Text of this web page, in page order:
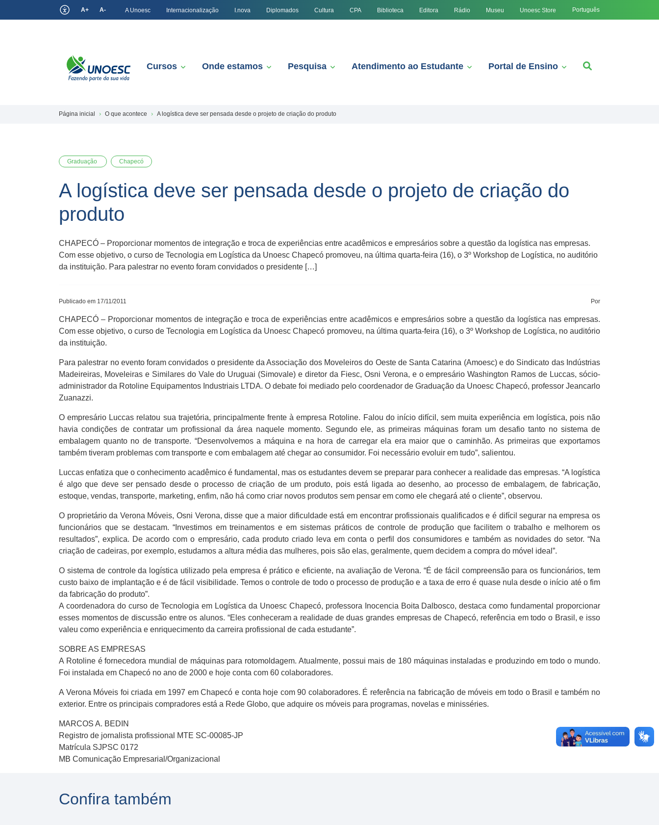
A+ A- A Unoesc Internacionalização I.nova Diplomados Cultura CPA Biblioteca Editora Rádio Museu Unoesc Store Português
Cursos Onde estamos Pesquisa Atendimento ao Estudante Portal de Ensino
Página inicial O que acontece A logística deve ser pensada desde o projeto de criação do produto
Graduação Chapecó
A logística deve ser pensada desde o projeto de criação do
produto
CHAPECÓ – Proporcionar momentos de integração e troca de experiências entre acadêmicos e empresários sobre a questão da logística nas empresas.
Com esse objetivo, o curso de Tecnologia em Logística da Unoesc Chapecó promoveu, na última quarta-feira (16), o 3º Workshop de Logística, no auditório
da instituição. Para palestrar no evento foram convidados o presidente […]
Publicado em 17/11/2011 Por
CHAPECÓ – Proporcionar momentos de integração e troca de experiências entre acadêmicos e empresários sobre a questão da logística nas empresas.
Com esse objetivo, o curso de Tecnologia em Logística da Unoesc Chapecó promoveu, na última quarta-feira (16), o 3º Workshop de Logística, no auditório
da instituição.
Para palestrar no evento foram convidados o presidente da Associação dos Moveleiros do Oeste de Santa Catarina (Amoesc) e do Sindicato das Indústrias
Madeireiras, Moveleiras e Similares do Vale do Uruguai (Simovale) e diretor da Fiesc, Osni Verona, e o empresário Washington Ramos de Luccas, sócio-
administrador da Rotoline Equipamentos Industriais LTDA. O debate foi mediado pelo coordenador de Graduação da Unoesc Chapecó, professor Jeancarlo
Zuanazzi.
O empresário Luccas relatou sua trajetória, principalmente frente à empresa Rotoline. Falou do início difícil, sem muita experiência em logística, pois não
havia condições de contratar um profissional da área naquele momento. Segundo ele, as primeiras máquinas foram um desafio tanto no sistema de
embalagem quanto no de transporte. “Desenvolvemos a máquina e na hora de carregar ela era maior que o caminhão. As primeiras que exportamos
também tiveram problemas com transporte e com embalagem até chegar ao consumidor. Foi necessário evoluir em tudo”, salientou.
Luccas enfatiza que o conhecimento acadêmico é fundamental, mas os estudantes devem se preparar para conhecer a realidade das empresas. “A logística
é algo que deve ser pensado desde o processo de criação de um produto, pois está ligada ao desenho, ao processo de embalagem, de fabricação,
estoque, vendas, transporte, marketing, enfim, não há como criar novos produtos sem pensar em como ele chegará até o cliente”, observou.
O proprietário da Verona Móveis, Osni Verona, disse que a maior dificuldade está em encontrar profissionais qualificados e é difícil segurar na empresa os
funcionários que se destacam. “Investimos em treinamentos e em sistemas práticos de controle de produção que facilitem o trabalho e melhorem os
resultados”, explica. De acordo com o empresário, cada produto criado leva em conta o perfil dos consumidores e também as novidades do setor. “Na
criação de cadeiras, por exemplo, estudamos a altura média das mulheres, pois são elas, geralmente, quem decidem a compra do móvel ideal”.
O sistema de controle da logística utilizado pela empresa é prático e eficiente, na avaliação de Verona. “É de fácil compreensão para os funcionários, tem
custo baixo de implantação e é de fácil visibilidade. Temos o controle de todo o processo de produção e a taxa de erro é quase nula desde o início até o fim
da fabricação do produto”.
A coordenadora do curso de Tecnologia em Logística da Unoesc Chapecó, professora Inocencia Boita Dalbosco, destaca como fundamental proporcionar
esses momentos de discussão entre os alunos. “Eles conheceram a realidade de duas grandes empresas de Chapecó, referência em todo o Brasil, e isso
valeu como experiência e enriquecimento da carreira profissional de cada estudante”.
SOBRE AS EMPRESAS
A Rotoline é fornecedora mundial de máquinas para rotomoldagem. Atualmente, possui mais de 180 máquinas instaladas e produzindo em todo o mundo.
Foi instalada em Chapecó no ano de 2000 e hoje conta com 60 colaboradores.
A Verona Móveis foi criada em 1997 em Chapecó e conta hoje com 90 colaboradores. É referência na fabricação de móveis em todo o Brasil e também no
exterior. Entre os principais compradores está a Rede Globo, que adquire os móveis para programas, novelas e minisséries.
MARCOS A. BEDIN
Registro de jornalista profissional MTE SC-00085-JP
Matrícula SJPSC 0172
MB Comunicação Empresarial/Organizacional
Confira também